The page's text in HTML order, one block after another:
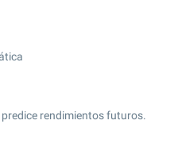
rendimientos futuros.